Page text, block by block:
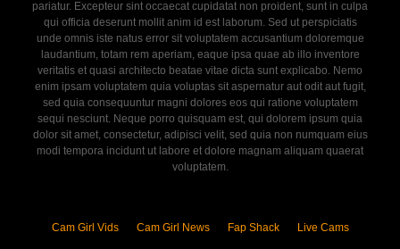
pariatur. Excepteur sint occaecat cupidatat non proident, sunt in culpa
qui officia deserunt mollit anim id est laborum. Sed ut perspiciatis
unde omnis iste natus error sit voluptatem accusantium doloremque
laudantium, totam rem aperiam, eaque ipsa quae ab illo inventore
veritatis et quasi architecto beatae vitae dicta sunt explicabo. Nemo
enim ipsam voluptatem quia voluptas sit aspernatur aut odit aut fugit,
sed quia consequuntur magni dolores eos qui ratione voluptatem
sequi nesciunt. Neque porro quisquam est, qui dolorem ipsum quia
dolor sit amet, consectetur, adipisci velit, sed quia non numquam eius
modi tempora incidunt ut labore et dolore magnam aliquam quaerat
voluptatem.
Cam Girl Vids Cam Girl News Fap Shack Live Cams